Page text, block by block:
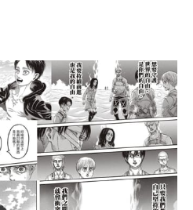
是心法，還有方法。很多內容
者，你的書櫃絕對不應該少了
往只是錯覺。創業者經常被
都要親力親為，才算踏實。其
混亂的成癮」—— 以為不斷投
陷壓力的沼澤。 破解時間
先檢視（Audit）